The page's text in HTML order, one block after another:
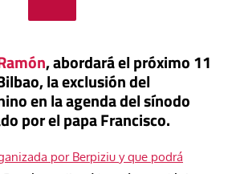
, abordará el próximo 11
la exclusión del
en la agenda del sínodo
por el papa Francisco.
por Berpiziu y que podrá